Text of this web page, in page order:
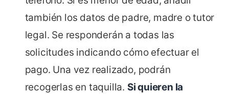
también los datos de padre, madre o tutor
legal. Se responderán a todas las
solicitudes indicando cómo efectuar el
pago. Una vez realizado, podrán
recogerlas en taquilla. Si quieren la